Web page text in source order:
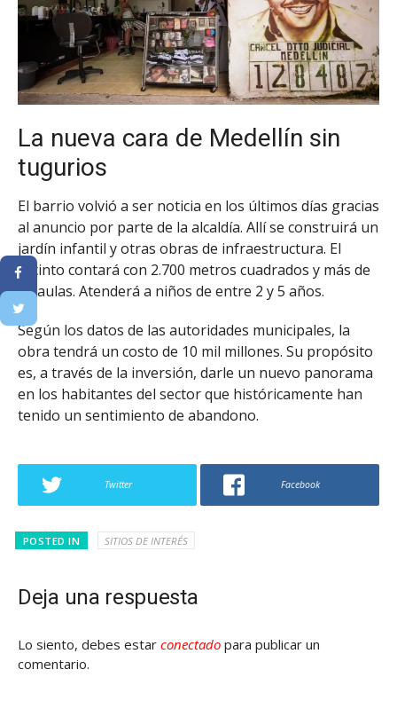
La nueva cara de Medellín sin
tugurios
El barrio volvió a ser noticia en los últimos días gracias
al anuncio por parte de la alcaldía. Allí se construirá un
jardín infantil y otras obras de infraestructura. El
recinto contará con 2.700 metros cuadrados y más de
10 aulas. Atenderá a niños de entre 2 y 5 años.
Según los datos de las autoridades municipales, la
obra tendrá un costo de 10 mil millones. Su propósito
es, a través de la inversión, darle un nuevo panorama
en los habitantes del sector que históricamente han
tenido un sentimiento de abandono.
Twitter Facebook
POSTED IN SITIOS DE INTERÉS
Deja una respuesta
Lo siento, debes estar conectado para publicar un
comentario.